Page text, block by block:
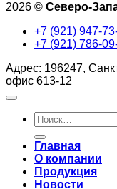
2026 © Северо-
+7 (921) 947-
+7 (921) 786-
Адрес: 196247,
офис 613-12
Искать:
Главная
О компании
Продукция
Новости